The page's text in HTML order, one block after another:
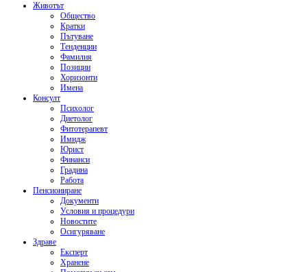
Животът
Общество
Кратки
Пътуване
Тенденции
Фамилия
Позиции
Хоризонти
Имена
Консулт
Психолог
Диетолог
Фитотерапевт
Имидж
Юрист
Финанси
Градина
Работа
Пенсиониране
Документи
Условия и процедури
Новостите
Осигуряване
Здраве
Експерт
Хранене